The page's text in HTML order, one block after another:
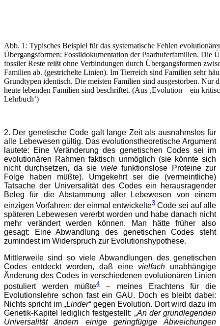
Abb. 1: Typisches Beispiel für das systematische Fehlen evolutionärer
Übergangsformen: Fossildokumentation der Paarhuferfamilien. Die
fossiler Reste reißt ohne Verbindungen durch Übergangsformen
Familien ab. (gestrichelte Linien). Im Tierreich sind Familien sehr
Grundtypen identisch. Die meisten Familien sind ausgestorben. Nur
heute lebenden Familien sind beschriftet. (Aus ‚Evolution – ein
Lehrbuch‘)
2. Der genetische Code galt lange Zeit als ausnahmslos für
alle Lebewesen gültig. Das evolutionstheoretische Argument
lautete: Eine Veränderung des genetischen Codes sei im
evolutionären Rahmen faktisch unmöglich (sie könnte sich
nicht durchsetzen, da sie vielefunktionslose Proteine zur
Folge haben müßte). Umgekehrt sei die (vermeintliche)
Tatsache der Universalität des Codes ein herausragender
Beleg für die Abstammung aller Lebewesen von einem
einzigen Vorfahren: der einmal entwickelte3 Code sei auf alle
späteren Lebewesen vererbt worden und habe danach nicht
mehr verändert werden können. Man hätte früher also
gesagt: Eine Abwandlung des genetischen Codes steht
zumindest im Widerspruch zur Evolutionshypothese.
Mittlerweile sind so viele Abwandlungen des genetischen
Codes entdeckt worden, daß eine vielfach unabhängige
Änderung des Codes in verschiedenen evolutionären Linien
postuliert werden müßte4– meines Erachtens für die
Evolutionslehre schon fast ein GAU. Doch es bleibt dabei:
Nichts spricht im„Linder“gegen Evolution. Dort wird dazu im
Genetik-Kapitel lediglich festgestellt: „An der grundlegenden
Universalität ändern einige geringfügige Äbweichungen